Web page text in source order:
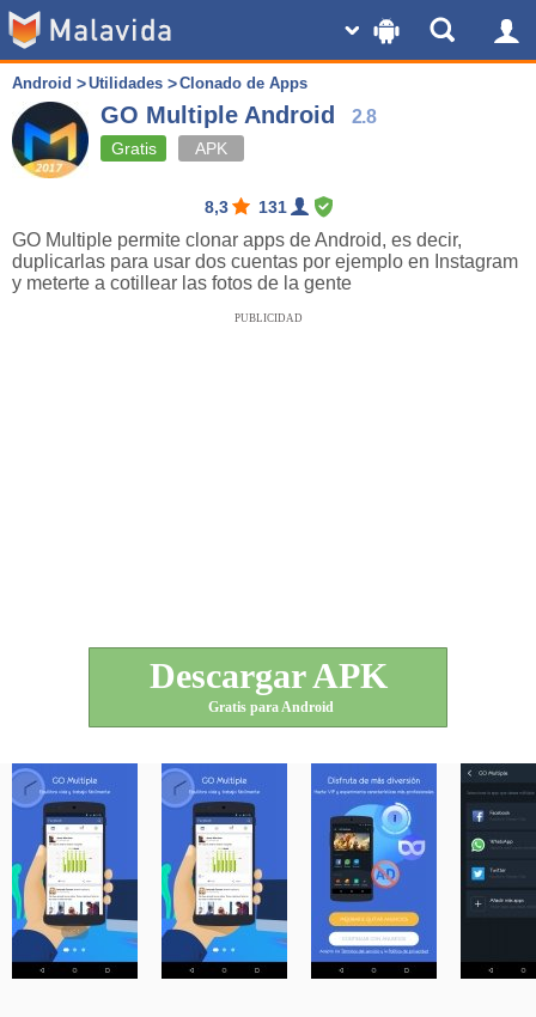
Android Utilidades Clonado de Apps
GO Multiple Android 2.8
Gratis APK
8,3 131
GO Multiple permite clonar apps de Android, es decir,
duplicarlas para usar dos cuentas por ejemplo en Instagram
y meterte a cotillear las fotos de la gente
PUBLICIDAD
Descargar APK
Gratis para Android